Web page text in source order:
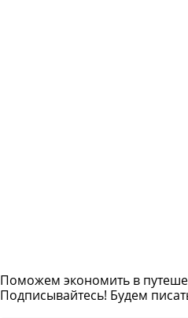
Поможем экономить в
Подписывайтесь! Будем